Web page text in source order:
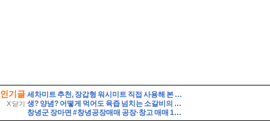
인기글
X 닫기
세차미트 추천, 장갑형 워시미트 직접 사용해 본 후기
생? 양념? 어떻게 먹어도 육즙 넘치는 소갈비의 맛! 전국 소갈비 맛집
창녕군 장마면 #창녕공장매매 공장·창고 매매 100000//만원